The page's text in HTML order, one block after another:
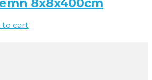
8x8x400cm
to cart